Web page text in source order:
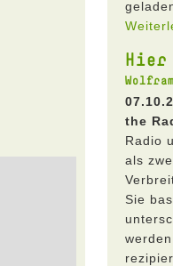
the
Radio
als
Sie